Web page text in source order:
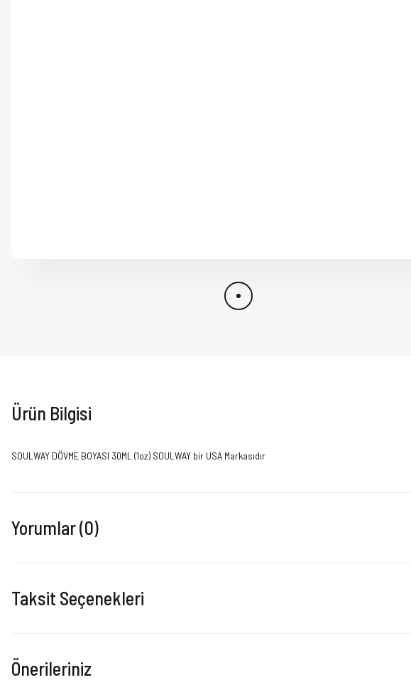
Ürün Bilgisi
SOULWAY DÖVME BOYASI 30ML (1oz) SOULWAY bir USA Markasıdır
Yorumlar (0)
Taksit Seçenekleri
Önerileriniz